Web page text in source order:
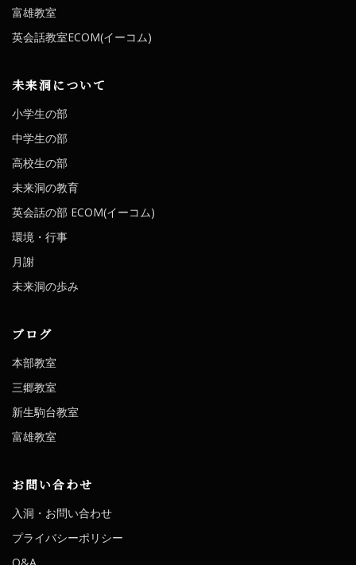
富雄教室
英会話教室ECOM(イーコム)
未来洞について
小学生の部
中学生の部
高校生の部
未来洞の教育
英会話の部 ECOM(イーコム)
環境・行事
月謝
未来洞の歩み
ブログ
本部教室
三郷教室
新生駒台教室
富雄教室
お問い合わせ
入洞・お問い合わせ
プライバシーポリシー